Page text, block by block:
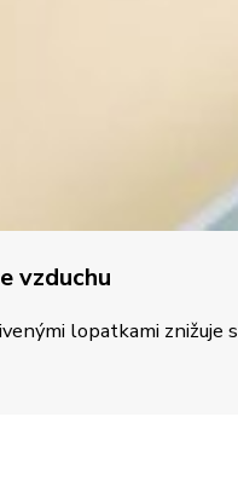
vzduchu
lopatkami